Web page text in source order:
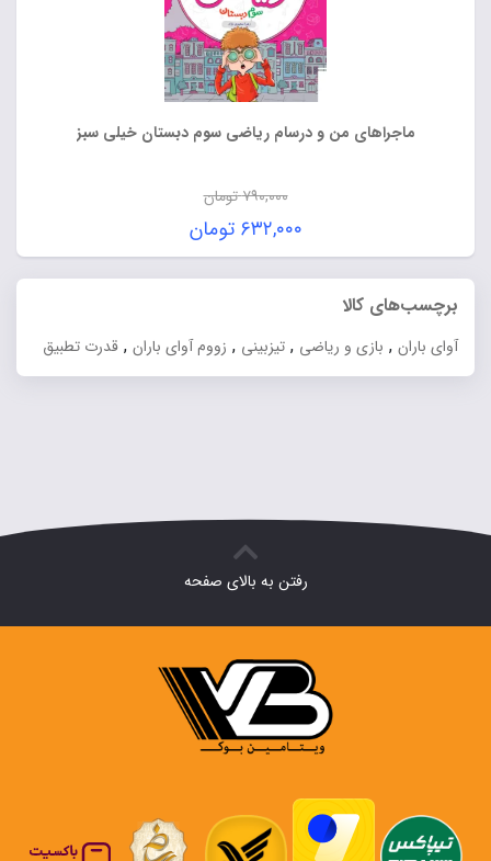
ماجراهای من و درسام ریاضی سوم دبستان خیلی سبز
۷۹۰,۰۰۰تومان
قیمت
اصلی:
۷۹۰,۰۰۰ تومان
۶۳۲,۰۰۰ تومان
قیمت
فعلی:
برچسب‌های کالا
آوای باران , بازی و ریاضی , تیزبینی , زووم آوای باران , قدرت تطبیق
رفتن به بالای صفحه